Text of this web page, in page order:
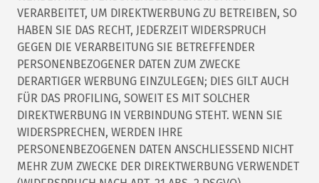
VERARBEITET, UM DIREKTWERBUNG ZU BETREIBEN, SO
HABEN SIE DAS RECHT, JEDERZEIT WIDERSPRUCH
GEGEN DIE VERARBEITUNG SIE BETREFFENDER
PERSONENBEZOGENER DATEN ZUM ZWECKE
DERARTIGER WERBUNG EINZULEGEN; DIES GILT AUCH
FÜR DAS PROFILING, SOWEIT ES MIT SOLCHER
DIREKTWERBUNG IN VERBINDUNG STEHT. WENN SIE
WIDERSPRECHEN, WERDEN IHRE
PERSONENBEZOGENEN DATEN ANSCHLIESSEND NICHT
MEHR ZUM ZWECKE DER DIREKTWERBUNG VERWENDET